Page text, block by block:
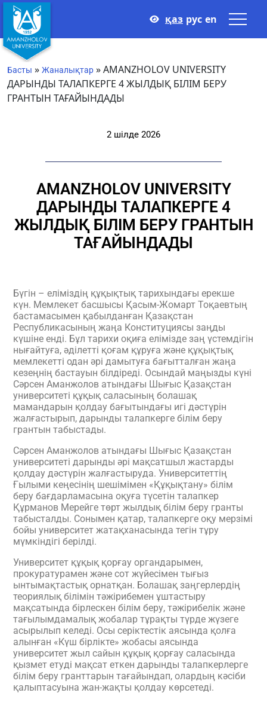
қаз рус en
Басты » Жаналықтар »AMANZHOLOV UNIVERSITY
ДАРЫНДЫ ТАЛАПКЕРГЕ 4 ЖЫЛДЫҚ БІЛІМ БЕРУ
ГРАНТЫН ТАҒАЙЫНДАДЫ
2 шілде 2026
AMANZHOLOV UNIVERSITY
ДАРЫНДЫ ТАЛАПКЕРГЕ 4
ЖЫЛДЫҚ БІЛІМ БЕРУ ГРАНТЫН
ТАҒАЙЫНДАДЫ
Бүгін – еліміздің құқықтық тарихындағы ерекше
күн. Мемлекет басшысы Қасым-Жомарт Тоқаевтың
бастамасымен қабылданған Қазақстан
Республикасының жаңа Конституциясы заңды
күшіне енді. Бұл тарихи оқиға елімізде заң үстемдігін
нығайтуға, әділетті қоғам құруға және құқықтық
мемлекетті одан әрі дамытуға бағытталған жаңа
кезеңнің бастауын білдіреді. Осындай маңызды күні
Сәрсен Аманжолов атындағы Шығыс Қазақстан
университеті құқық саласының болашақ
мамандарын қолдау бағытындағы игі дәстүрін
жалғастырып, дарынды талапкерге білім беру
грантын табыстады.
Сәрсен Аманжолов атындағы Шығыс Қазақстан
университеті дарынды әрі мақсатшыл жастарды
қолдау дәстүрін жалғастыруда. Университеттің
Ғылыми кеңесінің шешімімен «Құқықтану» білім
беру бағдарламасына оқуға түсетін талапкер
Құрманов Мерейге төрт жылдық білім беру гранты
табысталды. Сонымен қатар, талапкерге оқу мерзімі
бойы университет жатақханасында тегін тұру
мүмкіндігі берілді.
Университет құқық қорғау органдарымен,
прокуратурамен және сот жүйесімен тығыз
ынтымақтастық орнатқан. Болашақ заңгерлердің
теориялық білімін тәжірибемен ұштастыру
мақсатында бірлескен білім беру, тәжірибелік және
тағылымдамалық жобалар тұрақты түрде жүзеге
асырылып келеді. Осы серіктестік аясында қолға
алынған «Күш бірлікте» жобасы аясында
университет жыл сайын құқық қорғау саласында
қызмет етуді мақсат еткен дарынды талапкерлерге
білім беру гранттарын тағайындап, олардың кәсіби
қалыптасуына жан-жақты қолдау көрсетеді.